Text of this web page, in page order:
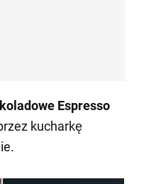
Espresso
kucharkę